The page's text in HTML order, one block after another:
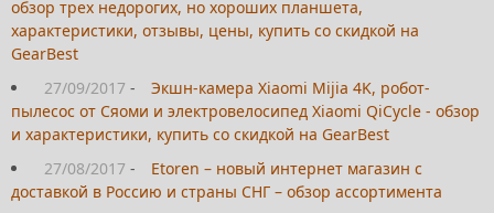
обзор трех недорогих, но хороших планшета,
характеристики, отзывы, цены, купить со скидкой на
GearBest
27/09/2017 -
Экшн-камера Xiaomi Mijia 4K, робот-
пылесос от Сяоми и электровелосипед Xiaomi QiCycle - обзор
и характеристики, купить со скидкой на GearBest
27/08/2017 -
Etoren – новый интернет магазин с
доставкой в Россию и страны СНГ – обзор ассортимента